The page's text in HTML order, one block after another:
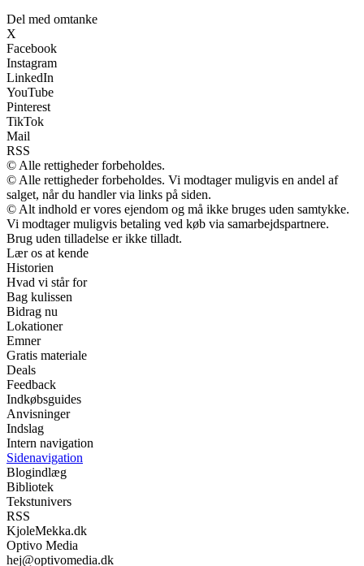
Del med omtanke
X
Facebook
Instagram
LinkedIn
YouTube
Pinterest
TikTok
Mail
RSS
© Alle rettigheder forbeholdes.
© Alle rettigheder forbeholdes. Vi modtager muligvis en andel af
salget, når du handler via links på siden.
© Alt indhold er vores ejendom og må ikke bruges uden samtykke.
Vi modtager muligvis betaling ved køb via samarbejdspartnere.
Brug uden tilladelse er ikke tilladt.
Lær os at kende
Historien
Hvad vi står for
Bag kulissen
Bidrag nu
Lokationer
Emner
Gratis materiale
Deals
Feedback
Indkøbsguides
Anvisninger
Indslag
Intern navigation
Sidenavigation
Blogindlæg
Bibliotek
Tekstunivers
RSS
KjoleMekka.dk
Optivo Media
hej@optivomedia.dk